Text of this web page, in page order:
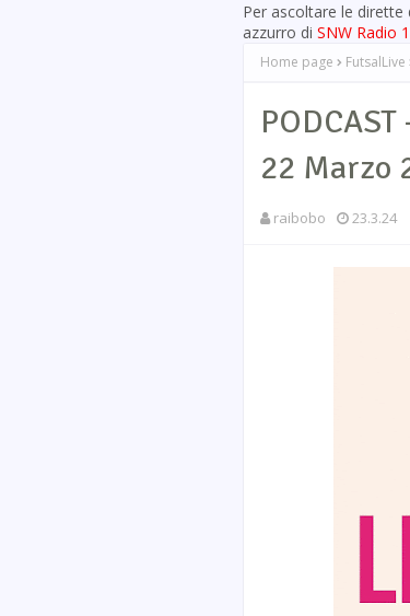
Per ascoltare le dirette
azzurro di SNW Radio 1
Home page FutsalLive
22 Marzo
raibobo 23.3.24